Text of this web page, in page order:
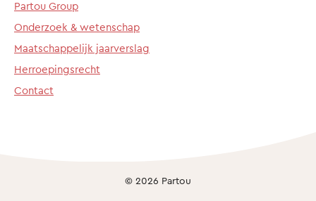
Partou Group
Onderzoek & wetenschap
Maatschappelijk jaarverslag
Herroepingsrecht
Contact
© 2026 Partou